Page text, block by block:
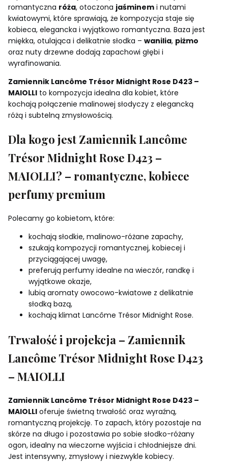
romantyczna róża, otoczona jaśminem i nutami
kwiatowymi, które sprawiają, że kompozycja staje się
kobieca, elegancka i wyjątkowo romantyczna. Baza jest
miękka, otulająca i delikatnie słodka – wanilia, piżmo
oraz nuty drzewne dodają zapachowi głębi i
wyrafinowania.
Zamiennik Lancôme Trésor Midnight Rose D423 –
MAIOLLI to kompozycja idealna dla kobiet, które
kochają połączenie malinowej słodyczy z elegancką
różą i subtelną zmysłowością.
Dla kogo jest Zamiennik Lancôme
Trésor Midnight Rose D423 –
MAIOLLI? – romantyczne, kobiece
perfumy premium
Polecamy go kobietom, które:
kochają słodkie, malinowo-różane zapachy,
szukają kompozycji romantycznej, kobiecej i
przyciągającej uwagę,
preferują perfumy idealne na wieczór, randkę i
wyjątkowe okazje,
lubią aromaty owocowo-kwiatowe z delikatnie
słodką bazą,
kochają klimat Lancôme Trésor Midnight Rose.
Trwałość i projekcja – Zamiennik
Lancôme Trésor Midnight Rose D423
– MAIOLLI
Zamiennik Lancôme Trésor Midnight Rose D423 –
MAIOLLI oferuje świetną trwałość oraz wyraźną,
romantyczną projekcję. To zapach, który pozostaje na
skórze na długo i pozostawia po sobie słodko-różany
ogon, idealny na wieczorne wyjścia i chłodniejsze dni.
Jest intensywny, zmysłowy i niezwykle kobiecy.